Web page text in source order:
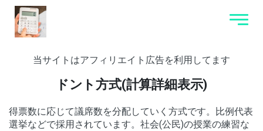
当サイトはアフィリエイト広告を利用してます
ドント方式(計算詳細表示)
得票数に応じて議席数を分配していく方式です。比例代表
選挙などで採用されています。社会(公民)の授業の練習な